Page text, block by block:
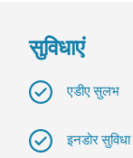
सुविधाएं
एडीए सुलभ
इनडोर सुविधा